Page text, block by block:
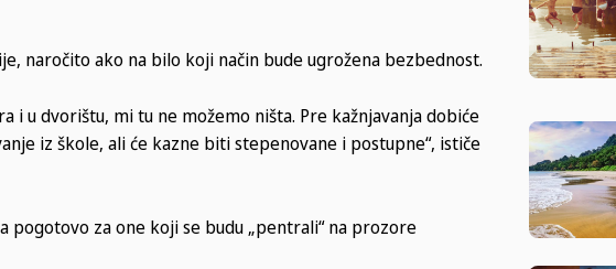
naročito ako na bilo koji način bude ugrožena bezbednost.
i u dvorištu, mi tu ne možemo ništa. Pre kažnjavanja dobiće
iz škole, ali će kazne biti stepenovane i postupne“, ističe
pogotovo za one koji se budu „pentrali“ na prozore